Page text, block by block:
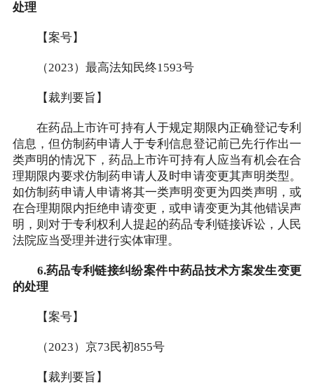
处理
【案号】
（2023）最高法知民终1593号
【裁判要旨】
在药品上市许可持有人于规定期限内正确登记专利
信息，但仿制药申请人于专利信息登记前已先行作出一
类声明的情况下，药品上市许可持有人应当有机会在合
理期限内要求仿制药申请人及时申请变更其声明类型。
如仿制药申请人申请将其一类声明变更为四类声明，或
在合理期限内拒绝申请变更，或申请变更为其他错误声
明，则对于专利权利人提起的药品专利链接诉讼，人民
法院应当受理并进行实体审理。
6.药品专利链接纠纷案件中药品技术方案发生变更
的处理
【案号】
（2023）京73民初855号
【裁判要旨】